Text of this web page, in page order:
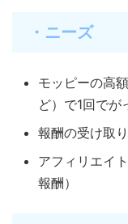
・ニーズ
モッピーの高
ど）で1回でが
報酬の受け取
アフィリエイ
報酬）